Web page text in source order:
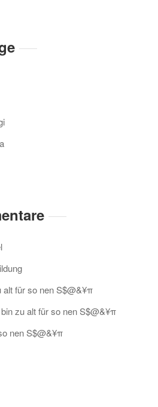
alt für so nen S$@&¥π
zu alt für so nen S$@&¥π
nen S$@&¥π